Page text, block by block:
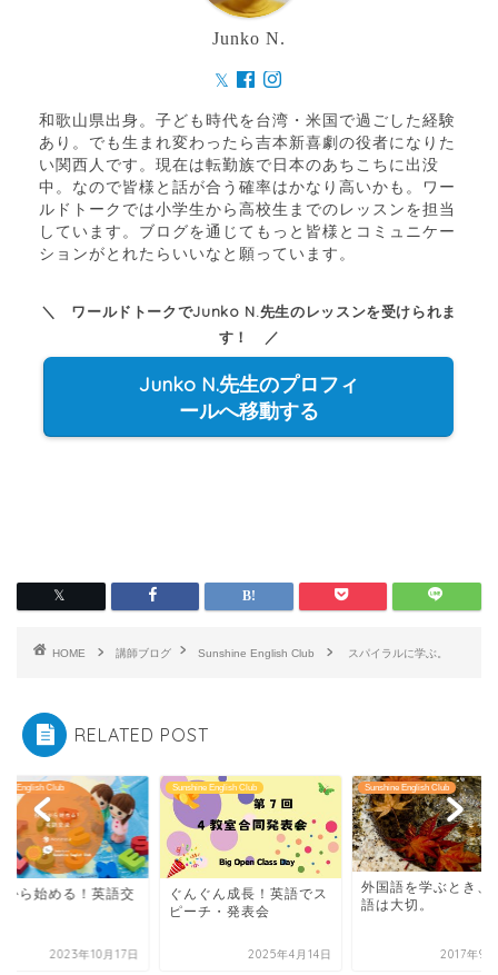
Junko N.
和歌山県出身。子ども時代を台湾・米国で過ごした経験
あり。でも生まれ変わったら吉本新喜劇の役者になりた
い関西人です。現在は転勤族で日本のあちこちに出没
中。なので皆様と話が合う確率はかなり高いかも。ワー
ルドトークでは小学生から高校生までのレッスンを担当
しています。ブログを通じてもっと皆様とコミュニケー
ションがとれたらいいなと願っています。
＼ ワールドトークでJunko N.先生のレッスンを受けられま
す！ ／
Junko N.先生のプロフィ
ールへ移動する
HOME 講師ブログ Sunshine English Club スパイラルに学ぶ。
RELATED POST
English Club
ぐん成長！英語でス
2025年4月14日
Sunshine English Club
外国語を学ぶとき、母国
語は大切。
2017年9月26日
Sunshine English Club
投稿から始める！英
流
2023年10